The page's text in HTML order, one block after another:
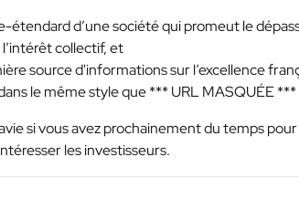
étendard d’une société qui promeut le
collectif, et
source d'informations sur l’excellence
le même style que*** URL MASQUÉE ***
si vous avez prochainement du temps
les investisseurs.